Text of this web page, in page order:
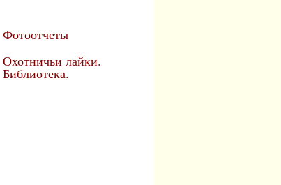
Фотоотчеты
Охотничьи лайки.
Библиотека.